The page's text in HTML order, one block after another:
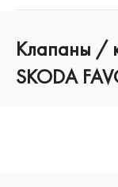
Клапаны /
SKODA